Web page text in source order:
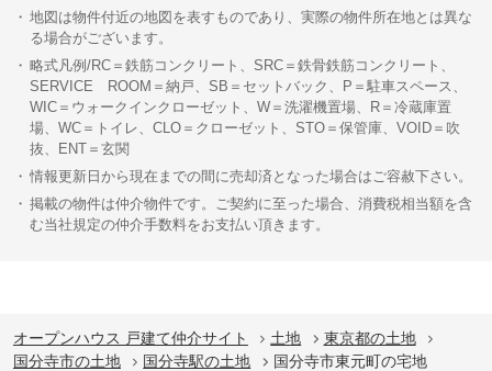
地図は物件付近の地図を表すものであり、実際の物件所在地とは異な
る場合がございます。
略式凡例/RC＝鉄筋コンクリート、SRC＝鉄骨鉄筋コンクリート、
SERVICE ROOM＝納戸、SB＝セットバック、P＝駐車スペース、
WIC＝ウォークインクローゼット、W＝洗濯機置場、R＝冷蔵庫置
場、WC＝トイレ、CLO＝クローゼット、STO＝保管庫、VOID＝吹
抜、ENT＝玄関
情報更新日から現在までの間に売却済となった場合はご容赦下さい。
掲載の物件は仲介物件です。ご契約に至った場合、消費税相当額を含
む当社規定の仲介手数料をお支払い頂きます。
オープンハウス 戸建て仲介サイト 土地
東京都の土地
国分寺市の土地
国分寺駅の土地 国分寺市東元町の宅地